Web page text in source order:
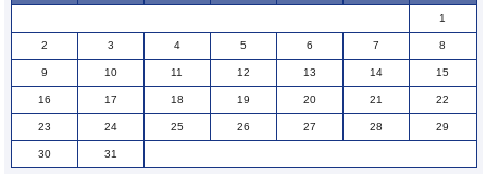
1
2 3 4 5 6 7 8
9 10 11 12 13 14 15
16 17 18 19 20 21 22
23 24 25 26 27 28 29
30 31